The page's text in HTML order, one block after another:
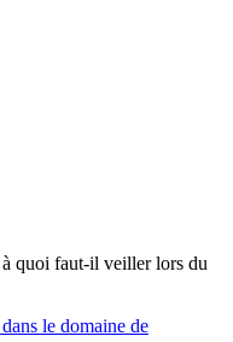
à quoi faut-il veiller lors du
le domaine de